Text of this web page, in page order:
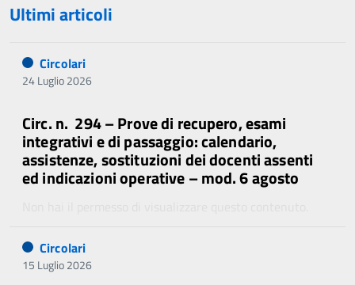
Ultimi articoli
Circolari
24 Luglio 2026
Circ. n. 294 – Prove di recupero, esami
integrativi e di passaggio: calendario,
assistenze, sostituzioni dei docenti assenti
ed indicazioni operative – mod. 6 agosto
Circolari
15 Luglio 2026